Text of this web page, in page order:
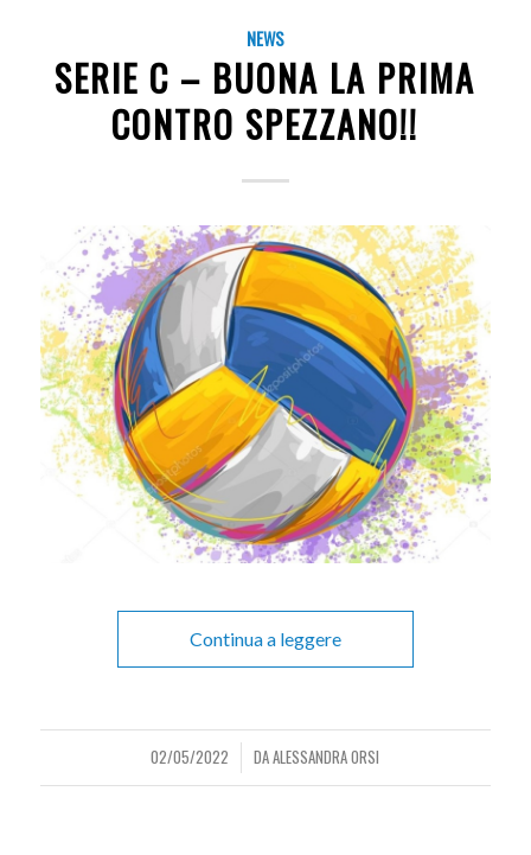
NEWS
SERIE C – BUONA LA PRIMA
CONTRO SPEZZANO!!
Continua a leggere
02/05/2022
/ DAALESSANDRA ORSI